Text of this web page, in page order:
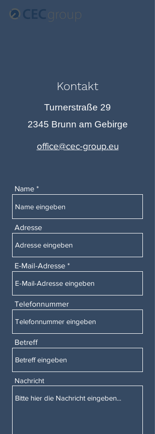
Kontakt
Turnerstraße 29
2345 Brunn am Gebirge
office@cec-group.eu
Name
Adresse
E-Mail-Adresse
Telefonnummer
Betreff
Nachricht